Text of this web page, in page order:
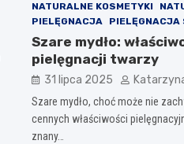
NATURALNE KOSMETYKI
PIELĘGNACJA
PIELĘGNACJA
Szare mydło:
pielęgnacji twarzy
31 lipca 2025
Szare mydło, choć może nie
cennych właściwości
znany…